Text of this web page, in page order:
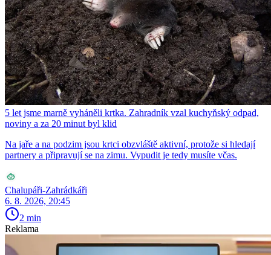
5 let jsme marně vyháněli krtka. Zahradník vzal kuchyňský odpad,
noviny a za 20 minut byl klid
Na jaře a na podzim jsou krtci obzvláště aktivní, protože si hledají
partnery a připravují se na zimu. Vypudit je tedy musíte včas.
Chalupáři-Zahrádkáři
6. 8. 2026, 20:45
2 min
Reklama